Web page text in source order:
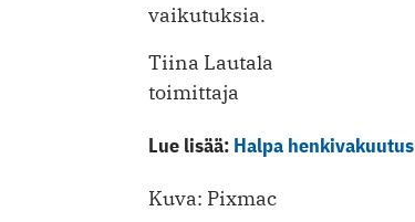
vaikutuksia.
Tiina Lautala
toimittaja
Lue lisää: Halpa henkivakuutus
Kuva: Pixmac